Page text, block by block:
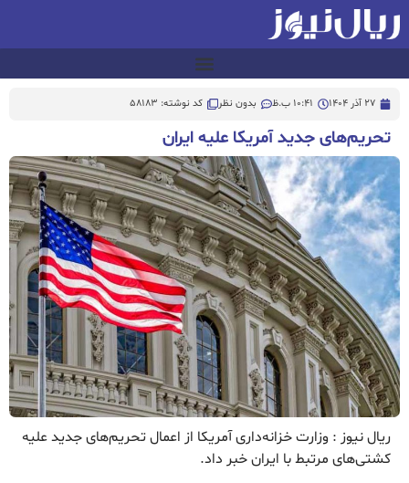
27 آذر 1404 10:41 ب.ظ بدون نظر کد نوشته: 58183
تحریم‌های جدید آمریکا علیه ایران
ریال نیوز : وزارت خزانه‌داری آمریکا از اعمال تحریم‌های جدید علیه
کشتی‌های مرتبط با ایران خبر داد.